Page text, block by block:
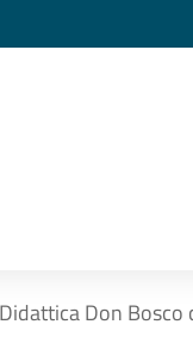
Don Bosco